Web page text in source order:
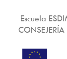
Escuela